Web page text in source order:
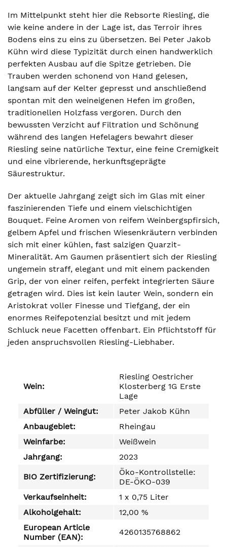
Im Mittelpunkt steht hier die Rebsorte Riesling, die
wie keine andere in der Lage ist, das Terroir ihres
Bodens eins zu eins zu übersetzen. Bei Peter Jakob
Kühn wird diese Typizität durch einen handwerklich
perfekten Ausbau auf die Spitze getrieben. Die
Trauben werden schonend von Hand gelesen,
langsam auf der Kelter gepresst und anschließend
spontan mit den weineigenen Hefen im großen,
traditionellen Holzfass vergoren. Durch den
bewussten Verzicht auf Filtration und Schönung
während des langen Hefelagers bewahrt dieser
Riesling seine natürliche Textur, eine feine Cremigkeit
und eine vibrierende, herkunftsgeprägte
Säurestruktur.
Der aktuelle Jahrgang zeigt sich im Glas mit einer
faszinierenden Tiefe und einem vielschichtigen
Bouquet. Feine Aromen von reifem Weinbergspfirsich,
gelbem Apfel und frischen Wiesenkräutern verbinden
sich mit einer kühlen, fast salzigen Quarzit-
Mineralität. Am Gaumen präsentiert sich der Riesling
ungemein straff, elegant und mit einem packenden
Grip, der von einer reifen, perfekt integrierten Säure
getragen wird. Dies ist kein lauter Wein, sondern ein
Aristokrat voller Finesse und Tiefgang, der ein
enormes Reifepotenzial besitzt und mit jedem
Schluck neue Facetten offenbart. Ein Pflichtstoff für
jeden anspruchsvollen Riesling-Liebhaber.
Wein:
Riesling Oestricher
Klosterberg 1G Erste
Lage
Abfüller / Weingut:
Peter Jakob Kühn
Anbaugebiet:
Rheingau
Weinfarbe:
Weißwein
Jahrgang:
2023
BIO Zertifizierung:
Öko-Kontrollstelle:
DE-ÖKO-039
Verkaufseinheit:
1 x 0,75 Liter
Alkoholgehalt:
12,00 %
European Article
Number (EAN):
4260135768862